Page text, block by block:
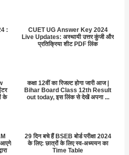
:
CUET UG Answer Key 2024
Live Updates: अस्थायी उत्तर कुंजी और
प्रतिक्रिया शीट PDF लिंक
के
कक्षा 12वीं का रिजल्ट होगा जारी आज |
Bihar Board Class 12th Result
out today, इस लिंक से देखें अपना ...
29 दिन बचे हैं BSEB बोर्ड परीक्षा 2024
के लिए: छात्रों के लिए स्व-अध्ययन का
Time Table